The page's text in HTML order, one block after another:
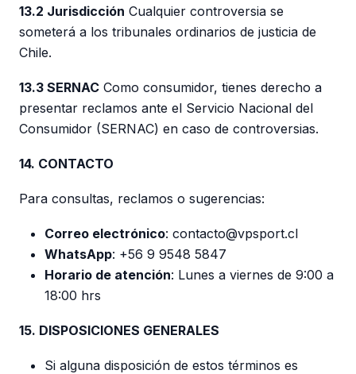
13.2 Jurisdicción Cualquier controversia se
someterá a los tribunales ordinarios de justicia de
Chile.
13.3 SERNAC Como consumidor, tienes derecho a
presentar reclamos ante el Servicio Nacional del
Consumidor (SERNAC) en caso de controversias.
14. CONTACTO
Para consultas, reclamos o sugerencias:
Correo electrónico: contacto@vpsport.cl
WhatsApp: +56 9 9548 5847
Horario de atención: Lunes a viernes de 9:00 a
18:00 hrs
15. DISPOSICIONES GENERALES
Si alguna disposición de estos términos es